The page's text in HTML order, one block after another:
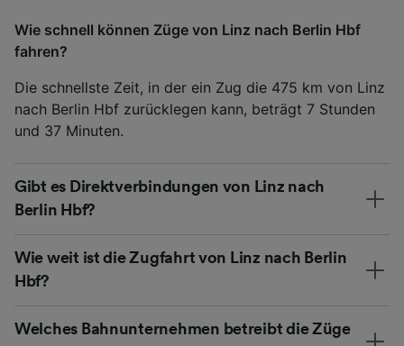
Wie schnell können Züge von Linz nach Berlin Hbf
fahren?
Die schnellste Zeit, in der ein Zug die 475 km von Linz
nach Berlin Hbf zurücklegen kann, beträgt 7 Stunden
und 37 Minuten.
Gibt es Direktverbindungen von Linz nach
Berlin Hbf?
Wie weit ist die Zugfahrt von Linz nach Berlin
Hbf?
Welches Bahnunternehmen betreibt die Züge